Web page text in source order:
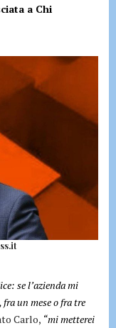
a Chi
se l’azienda mi
fra un mese o fra tre
Carlo, “mi metterei